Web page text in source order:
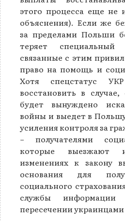
этого процесса еще не
объяснения). Если же
за пределами Польши
теряет
связанные с этим
право на помощь и
Хотя спецстатус
восстановить в
будет вынуждено
войны и выедет в
усиления контроля за
− получателями
которые
изменениях к закону
основания для
социального
службы
пересечении